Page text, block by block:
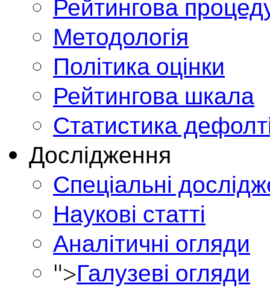
Рейтингова
Методологія
Політика оцінки
Рейтингова шкала
Статистика
Дослідження
Спеціальні
Наукові статті
Аналітичні огляди
">Галузеві огляди